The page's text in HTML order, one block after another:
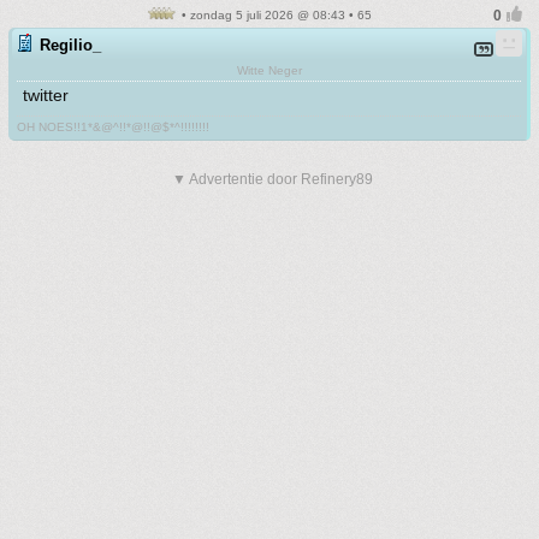
• zondag 5 juli 2026 @ 08:43 • 65
Regilio_
Witte Neger
twitter
OH NOES!!1*&@^!!*@!!@$*^!!!!!!!!
▼ Advertentie door Refinery89